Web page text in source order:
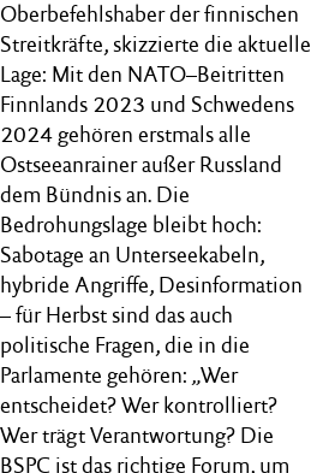
Oberbefehlshaber der finnischen
Streitkräfte, skizzierte die aktuelle
Lage: Mit den NATO–Beitritten
Finnlands 2023 und Schwedens
2024 gehören erstmals alle
Ostseeanrainer außer Russland
dem Bündnis an. Die
Bedrohungslage bleibt hoch:
Sabotage an Unterseekabeln,
hybride Angriffe, Desinformation
– für Herbst sind das auch
politische Fragen, die in die
Parlamente gehören: „Wer
entscheidet? Wer kontrolliert?
Wer trägt Verantwortung? Die
BSPC ist das richtige Forum, um